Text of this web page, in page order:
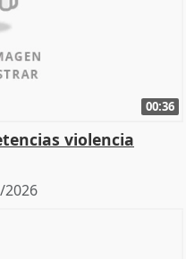
00:36
violencia
2026